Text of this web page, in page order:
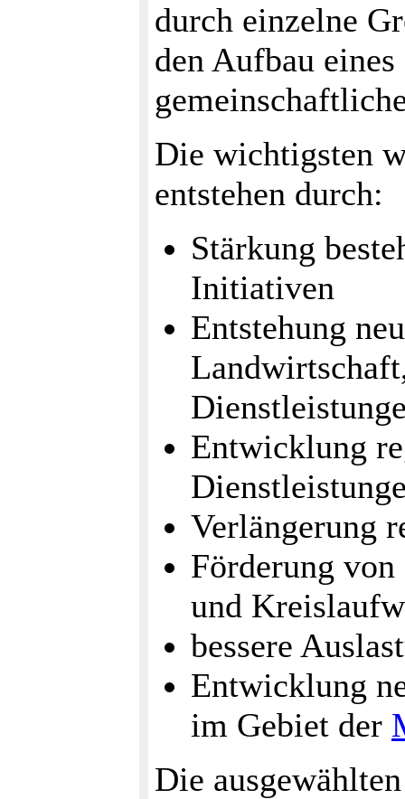
durch einzelne
den Aufbau
Die wichtigsten
entstehen durch:
Stärkung
Initiativen
Entstehung
Entwicklung
Verlängerung
Förderung
und
bessere
Entwicklung
im Gebiet der
Die